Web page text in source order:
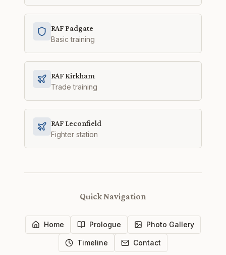
RAF Padgate
Basic training
RAF Kirkham
Trade training
RAF Leconfield
Fighter station
Quick Navigation
Home Prologue Photo Gallery
Timeline Contact